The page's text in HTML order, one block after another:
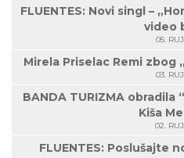
FLUENTES: Novi singl –
video
05.
Mirela Priselac Remi zbog
03.
BANDA TURIZMA
Kiša
02.
FLUENTES: Poslušajte